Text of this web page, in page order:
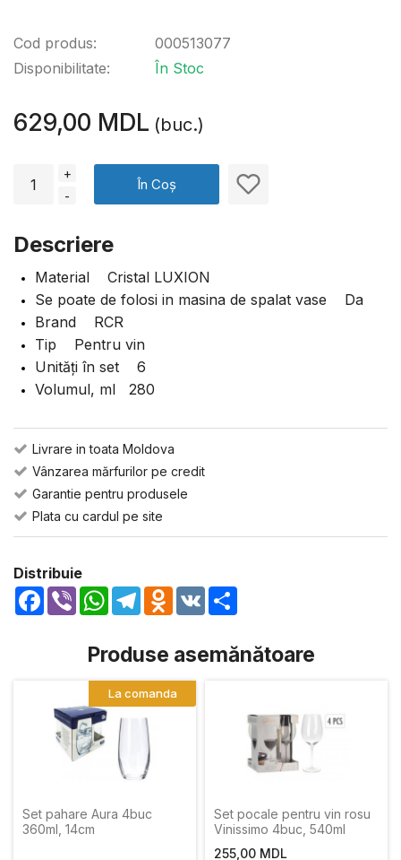
Cod produs:
Disponibilitate:
000513077
În Stoc
629,00 MDL (buc.)
+
-
În Coș
Descriere
Material Cristal LUXION
Se poate de folosi in masina de spalat vase Da
Brand RCR
Tip Pentru vin
Unități în set 6
Volumul, ml 280
Livrare in toata Moldova
Vânzarea mărfurilor pe credit
Garantie pentru produsele
Plata cu cardul pe site
Distribuie
Facebook
Viber WhatsApp
TelegramOdnoklassniki
VK
Produse asemănătoare
Set pahare Aura 4buc
360ml, 14cm
La comanda
Set pocale pentru vin rosu
Vinissimo 4buc, 540ml
255,00 MDL